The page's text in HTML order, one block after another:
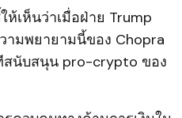
เห็นว่าเมื่อฝ่าย Trump
ามพยายามนี้ของ Chopra
สนับสนุน pro-crypto ของ